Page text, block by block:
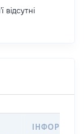
відсутні